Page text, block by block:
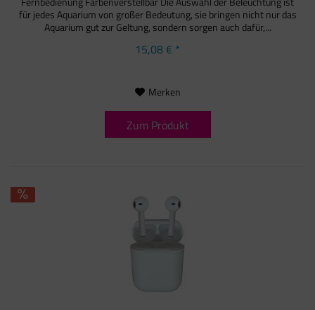
für jedes Aquarium von großer Bedeutung, sie bringen nicht nur das
Aquarium gut zur Geltung, sondern sorgen auch dafür,...
15,08 € *
Merken
Zum Produkt